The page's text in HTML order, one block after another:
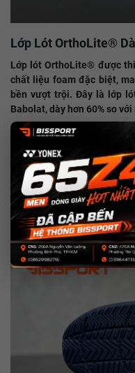
Lớp Lót OrthoLite®
Lớp lót OrthoLite® được
chất liệu foam đặc biệt,
bền vượt trội. Đây là lớp
Babolat, dày hơn 60% so
Hệ Thống Hỗ Trợ Bàn
Giày được thiết kế với hệ
đai nội bộ ôm sát phần
trong các pha di chuyển
trong một cấu trúc hỗ trợ,
thay đổi hướng nhanh